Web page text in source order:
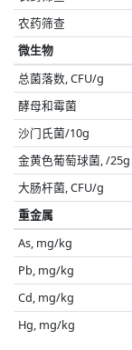
农药筛查
微生物
总菌落数, CFU/g
酵母和霉菌
沙门氏菌/10g
金黄色葡萄球菌, /25g
大肠杆菌, CFU/g
重金属
As, mg/kg
Pb, mg/kg
Cd, mg/kg
Hg, mg/kg